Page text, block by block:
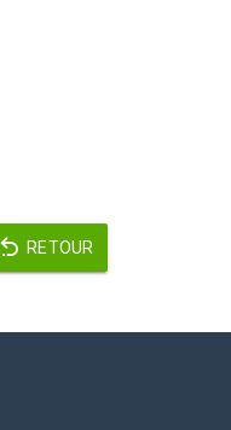
RETOUR